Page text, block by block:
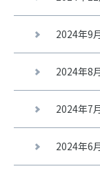
2024年9
2024年8
2024年7
2024年6